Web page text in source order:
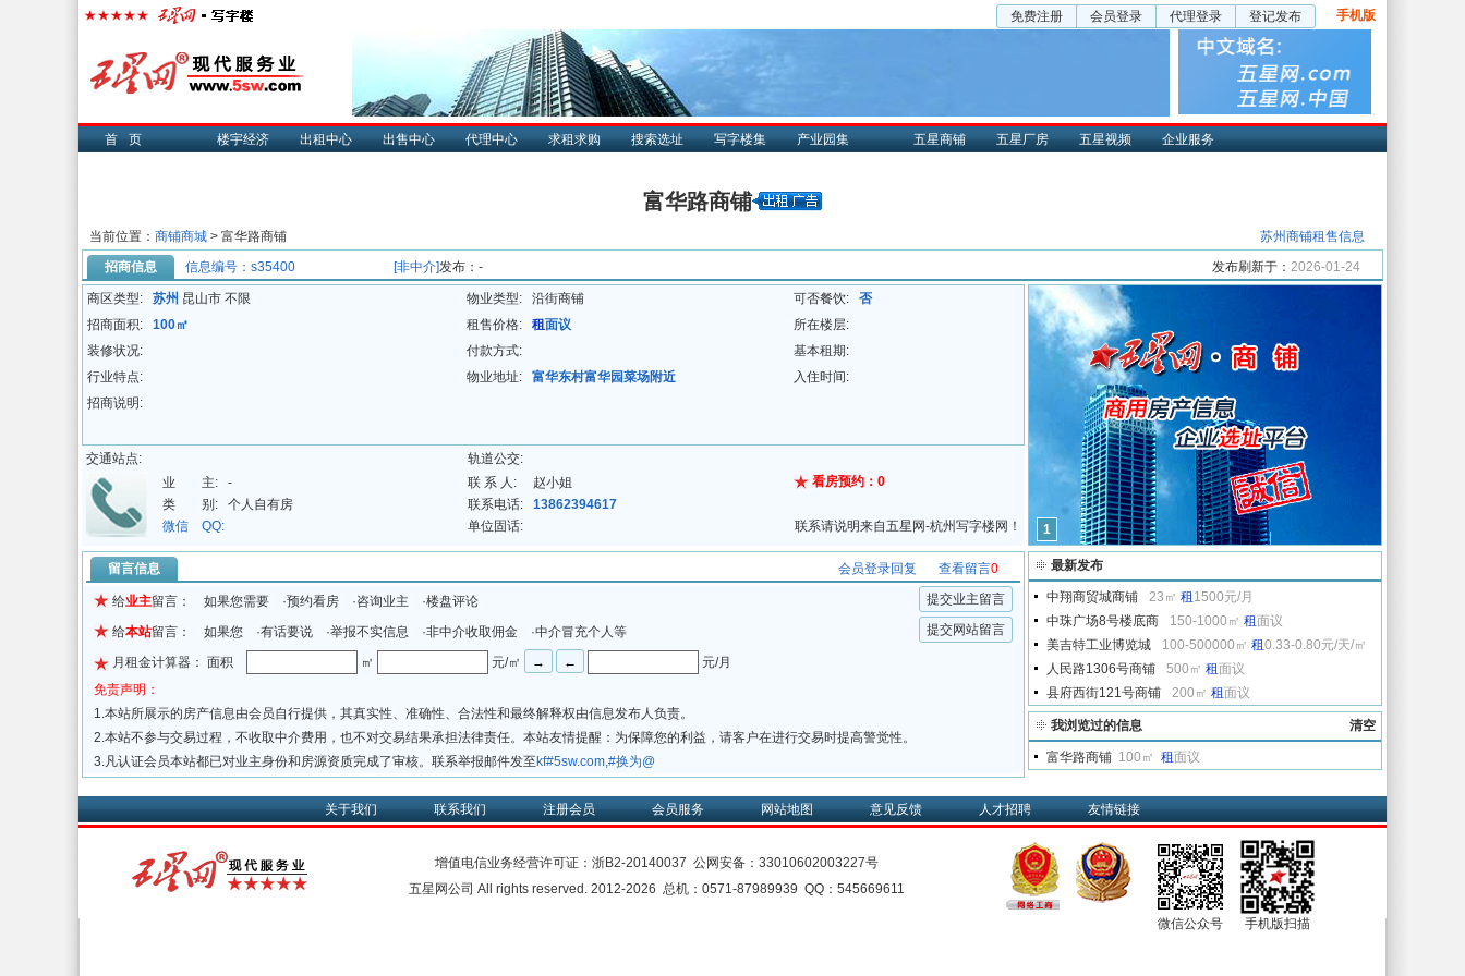
免费注册 会员登录 代理登录 登记发布 手机版
首页 楼宇经济 出租中心 出售中心 代理中心 求租求购 搜索选址 写字楼集 产业园集 五星商铺 五星厂房 五星视频 企业服务
富华路商铺
当前位置： 商铺商城 > 富华路商铺
苏州商铺租售信息
招商信息
信息编号：s35400 [非中介]发布：- 发布刷新于： 2026-01-24
商区类型: 苏州 昆山市 不限 物业类型: 沿街商铺 可否餐饮:
否
招商面积:
100㎡ 租售价格: 租面议
所在楼层:
装修状况:
付款方式:
基本租期:
行业特点:
物业地址: 富华东村富华园菜场附近
入住时间:
招商说明:
交通站点:
轨道公交:
业 主:
- 联 系 人: 赵小姐 看房预约： 0
类 别:
个人自有房 联系电话:
13862394617
微信 QQ:
单位固话: 联系请说明来自五星网-杭州写字楼网！
留言信息 0
查看留言
会员登录回复
给业主留言： 如果您需要 ·预约看房 ·咨询业主 ·楼盘评论 提交业主留言
给本站留言： 如果您 ·有话要说 ·举报不实信息 ·非中介收取佣金 ·中介冒充个人等 提交网站留言
月租金计算器： 面积 ㎡ 元/㎡
元/月
免责声明：
1.本站所展示的房产信息由会员自行提供，其真实性、准确性、合法性和最终解释权由信息发布人负责。
2.本站不参与交易过程，不收取中介费用，也不对交易结果承担法律责任。本站友情提醒：为保障您的利益，请客户在进行交易时提高警觉性。
3.凡认证会员本站都已对业主身份和房源资质完成了审核。联系举报邮件发至 kf#5sw.com,#换为@
1
最新发布
中翔商贸城商铺 23㎡ 租 1500元/月
中珠广场8号楼底商
150-1000㎡ 租面议
美吉特工业博览城
100-500000㎡ 租0.33-0.80元/天/㎡
人民路1306号商铺
500㎡ 租面议
县府西街121号商铺
200㎡ 租面议
清空
我浏览过的信息
富华路商铺 100㎡ 租面议
关于我们 联系我们 注册会员 会员服务 网站地图 意见反馈 人才招聘 友情链接
增值电信业务经营许可证： 浙B2-20140037 公网安备： 33010602003227号
五星网公司 All rights reserved. 2012-2026 总机：0571-87989939 QQ：545669611
微信公众号 手机版扫描